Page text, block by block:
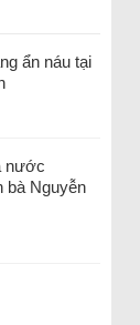
ẩn náu tại
nước
bà Nguyễn